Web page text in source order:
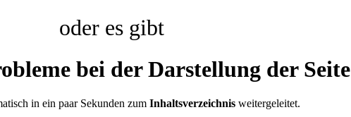
oder es gibt
bei der Darstellung der Seite
in ein paar Sekunden zum Inhaltsverzeichnis weitergeleitet.